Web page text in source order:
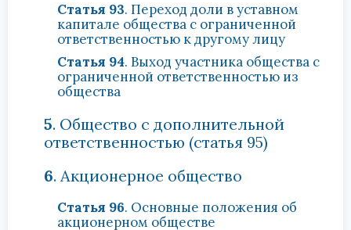
Статья 93. Переход доли в уставном
капитале общества с ограниченной
ответственностью к другому лицу
Статья 94. Выход участника общества с
ограниченной ответственностью из
общества
5. Общество с дополнительной
ответственностью (статья 95)
6. Акционерное общество
Статья 96. Основные положения об
акционерном обществе